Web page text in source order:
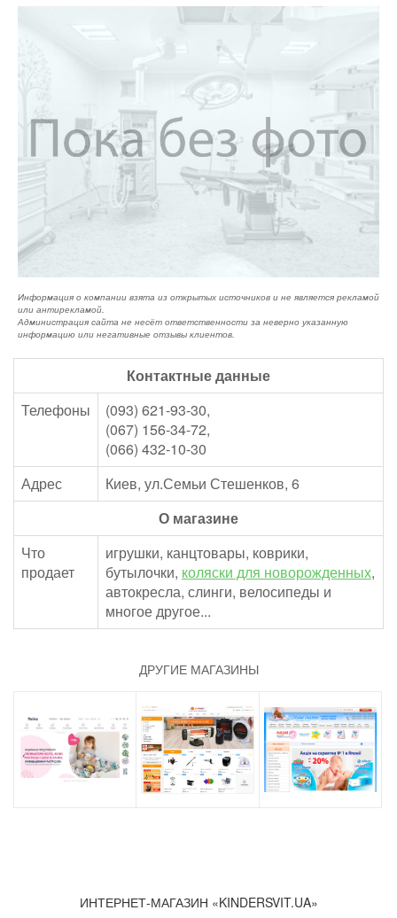
Информация о компании взята из открытых источников и не является рекламой
или антирекламой.
Администрация сайта не несёт ответственности за неверно указанную
информацию или негативные отзывы клиентов.
Контактные данные
Телефоны
(093) 621-93-30,
(067) 156-34-72,
(066) 432-10-30
Адрес
Киев, ул.Семьи Стешенков, 6
О магазине
Что
продает
игрушки, канцтовары, коврики,
бутылочки, коляски для новорожденных,
автокресла, слинги, велосипеды и
многое другое...
ДРУГИЕ МАГАЗИНЫ
ИНТЕРНЕТ-МАГАЗИН «KINDERSVIT.UA»